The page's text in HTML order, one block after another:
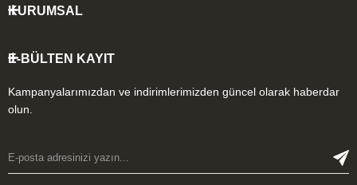
KURUMSAL
E-BÜLTEN KAYIT
Kampanyalarımızdan ve indirimlerimizden güncel olarak haberdar
olun.